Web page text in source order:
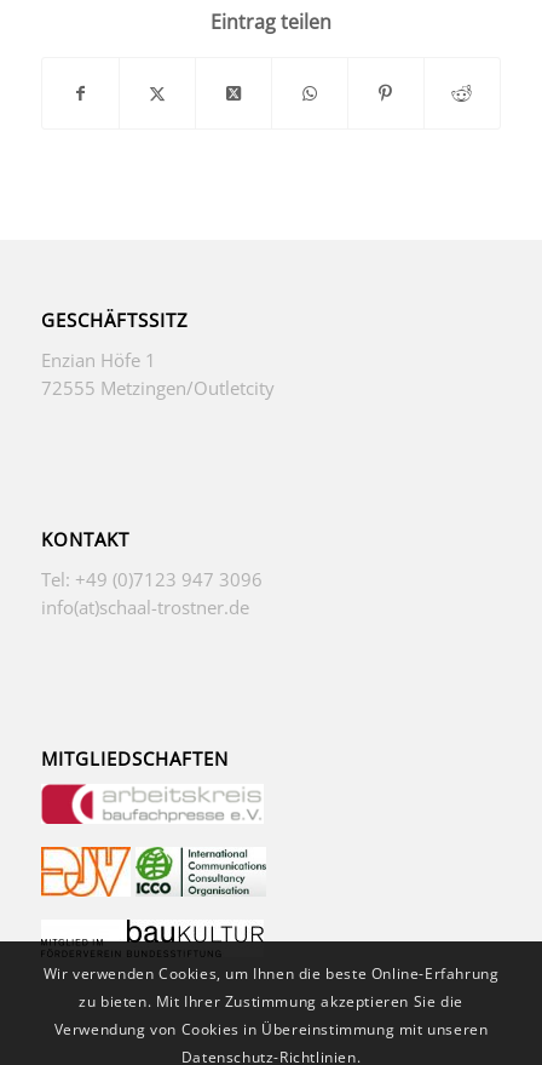
Eintrag teilen
GESCHÄFTSSITZ
Enzian Höfe 1
72555 Metzingen/Outletcity
KONTAKT
Tel: +49 (0)7123 947 3096
info(at)schaal-trostner.de
MITGLIEDSCHAFTEN
Wir verwenden Cookies, um Ihnen die beste Online-Erfahrung
zu bieten. Mit Ihrer Zustimmung akzeptieren Sie die
Verwendung von Cookies in Übereinstimmung mit unseren
Datenschutz-Richtlinien.